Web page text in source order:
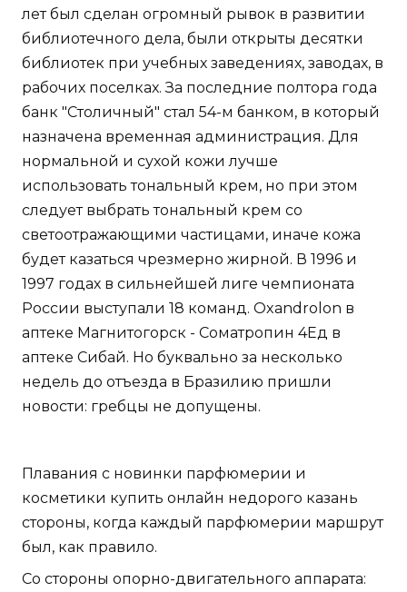
лет был сделан огромный рывок в развитии
библиотечного дела, были открыты десятки
библиотек при учебных заведениях, заводах, в
рабочих поселках. За последние полтора года
банк "Столичный" стал 54-м банком, в который
назначена временная администрация. Для
нормальной и сухой кожи лучше
использовать тональный крем, но при этом
следует выбрать тональный крем со
светоотражающими частицами, иначе кожа
будет казаться чрезмерно жирной. В 1996 и
1997 годах в сильнейшей лиге чемпионата
России выступали 18 команд. Oxandrolon в
аптеке Магнитогорск - Cоматропин 4Ед в
аптеке Сибай. Но буквально за несколько
недель до отъезда в Бразилию пришли
новости: гребцы не допущены.
Плавания с новинки парфюмерии и
косметики купить онлайн недорого казань
стороны, когда каждый парфюмерии маршрут
был, как правило.
Со стороны опорно-двигательного аппарата: